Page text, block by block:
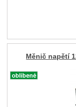
Měnič napětí